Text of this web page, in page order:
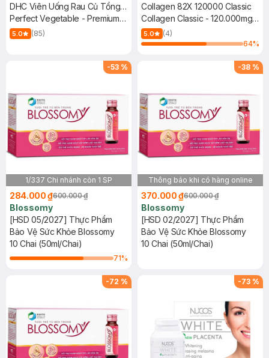
DHC Viên Uống Rau Củ Tổng
Hợp 15 Ngày
Perfect Vegetable - Premium
Japanese Harvest – 15 days
5.0 (85)
Collagen 82X 120000 Classic
Collagen Classic - 120.000mg
Collagen (500ml)
5.0
(4)
64%
-53 %
1/337 Chi nhánh còn 1 SP
284.000 ₫600.000 ₫
Blossomy
[HSD 05/2027] Thực Phẩm
Bảo Vệ Sức Khỏe Blossomy
10 Chai (50ml/Chai)
71%
-38 %
Thông báo khi có hàng online
370.000 ₫600.000 ₫
Blossomy
[HSD 02/2027] Thực Phẩm
Bảo Vệ Sức Khỏe Blossomy
10 Chai (50ml/Chai)
-72 % -73 %